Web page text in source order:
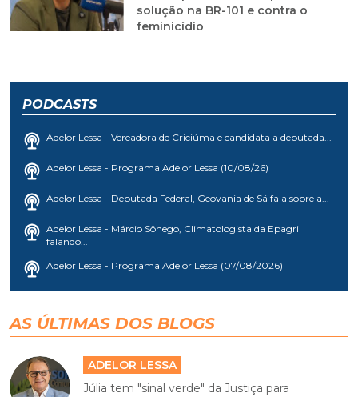
solução na BR-101 e contra o
feminicídio
PODCASTS
Adelor Lessa - Vereadora de Criciúma e candidata a deputada...
Adelor Lessa - Programa Adelor Lessa (10/08/26)
Adelor Lessa - Deputada Federal, Geovania de Sá fala sobre a...
Adelor Lessa - Márcio Sônego, Climatologista da Epagri
falando...
Adelor Lessa - Programa Adelor Lessa (07/08/2026)
AS ÚLTIMAS DOS BLOGS
ADELOR LESSA
Júlia tem "sinal verde" da Justiça para